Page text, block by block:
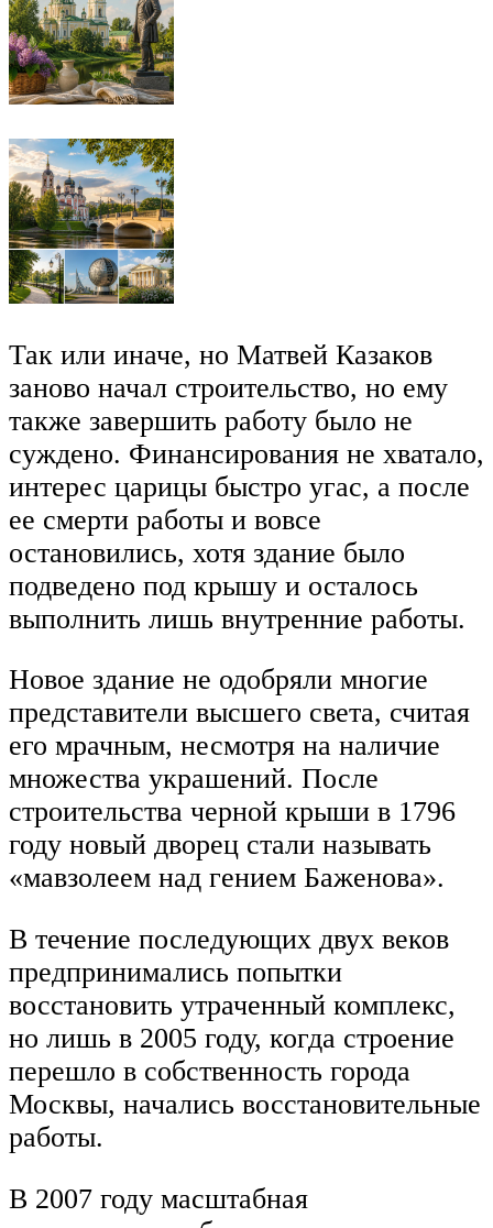
Так или иначе, но Матвей Казаков
заново начал строительство, но ему
также завершить работу было не
суждено. Финансирования не хватало,
интерес царицы быстро угас, а после
ее смерти работы и вовсе
остановились, хотя здание было
подведено под крышу и осталось
выполнить лишь внутренние работы.
Новое здание не одобряли многие
представители высшего света, считая
его мрачным, несмотря на наличие
множества украшений. После
строительства черной крыши в 1796
году новый дворец стали называть
«мавзолеем над гением Баженова».
В течение последующих двух веков
предпринимались попытки
восстановить утраченный комплекс,
но лишь в 2005 году, когда строение
перешло в собственность города
Москвы, начались восстановительные
работы.
В 2007 году масштабная